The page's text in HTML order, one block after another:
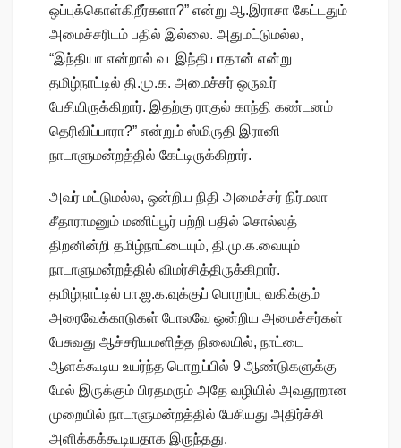
ஒப்புக்கொள்கிறீர்களா?” என்று ஆ.இராசா கேட்டதும்
அமைச்சரிடம் பதில் இல்லை. அதுமட்டுமல்ல,
“இந்தியா என்றால் வடஇந்தியாதான் என்று
தமிழ்நாட்டில் தி.மு.க. அமைச்சர் ஒருவர்
பேசியிருக்கிறார். இதற்கு ராகுல் காந்தி கண்டனம்
தெரிவிப்பாரா?” என்றும் ஸ்மிருதி இரானி
நாடாளுமன்றத்தில் கேட்டிருக்கிறார்.
அவர் மட்டுமல்ல, ஒன்றிய நிதி அமைச்சர் நிர்மலா
சீதாராமனும் மணிப்பூர் பற்றி பதில் சொல்லத்
திறனின்றி தமிழ்நாட்டையும், தி.மு.க.வையும்
நாடாளுமன்றத்தில் விமர்சித்திருக்கிறார்.
தமிழ்நாட்டில் பா.ஜ.க.வுக்குப் பொறுப்பு வகிக்கும்
அரைவேக்காடுகள் போலவே ஒன்றிய அமைச்சர்கள்
பேசுவது ஆச்சரியமளித்த நிலையில், நாட்டை
ஆளக்கூடிய உயர்ந்த பொறுப்பில் 9 ஆண்டுகளுக்கு
மேல் இருக்கும் பிரதமரும் அதே வழியில் அவதூறான
முறையில் நாடாளுமன்றத்தில் பேசியது அதிர்ச்சி
அளிக்கக்கூடியதாக இருந்தது.